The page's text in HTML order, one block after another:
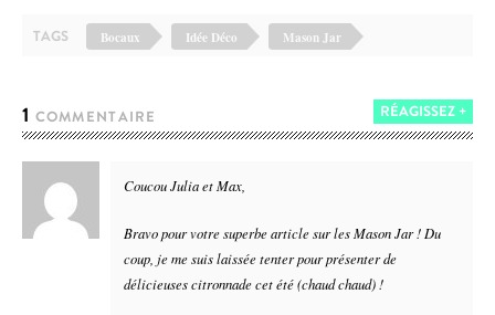
TAGS Bocaux Idée Déco Mason Jar
1 COMMENTAIRE RÉAGISSEZ +
Coucou Julia et Max,
Bravo pour votre superbe article sur les Mason Jar ! Du
coup, je me suis laissée tenter pour présenter de
délicieuses citronnade cet été (chaud chaud) !